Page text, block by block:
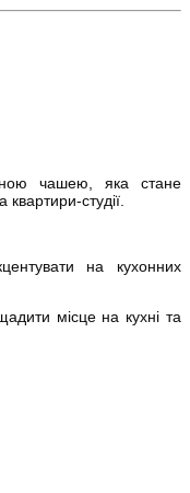
чашею, яка стане
студії.
на кухонних
місце на кухні та